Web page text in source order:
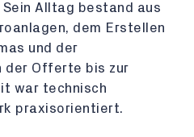
Sein Alltag bestand aus
dem Erstellen
und der
der Offerte bis zur
war technisch
praxisorientiert.